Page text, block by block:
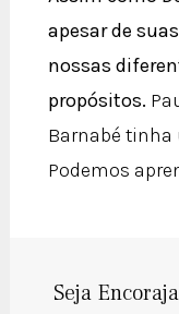
apesar de
nossas
propósitos.
Barnabé tinha
Podemos
Seja